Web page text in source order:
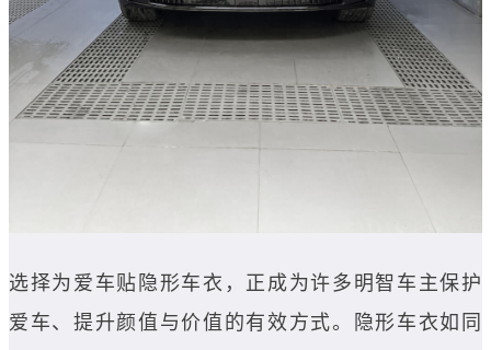
选择为爱车贴隐形车衣，正成为许多明智车主保护
爱车、提升颜值与价值的有效方式。隐形车衣如同